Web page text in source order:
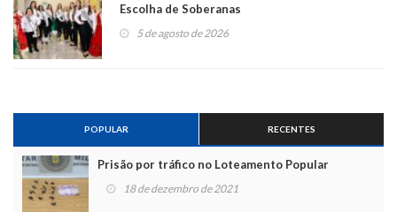
Escolha de Soberanas
5 de agosto de 2026
POPULAR RECENTES
Prisão por tráfico no Loteamento Popular
18 de dezembro de 2021